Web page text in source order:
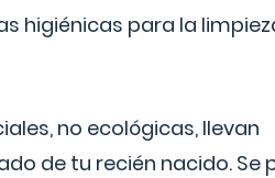
higiénicas para la
no ecológicas, llevan
de tu recién nacido. Se